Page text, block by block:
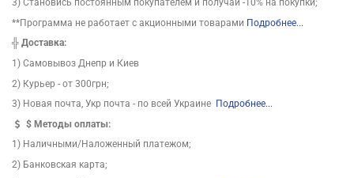
3) Становись постоянным покупателем и получай -10% на покупки;
**Программа не работает с акционными товарами Подробнее...
╬ Доставка:
1) Самовывоз Днепр и Киев
2) Курьер - от 300грн;
3) Новая почта, Укр почта - по всей Украине Подробнее...
$Методы оплаты:
1) Наличными/Наложенный платежом;
2) Банковская карта;